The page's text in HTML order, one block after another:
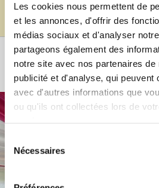
Les cookies nous permettent de
et les annonces, d'offrir des
médias sociaux et d'analyser
partageons également des
notre site avec nos partenaires
publicité et d'analyse, qui peuvent
avec d'autres informations que
ou qu'ils ont collectées lors de
Sélection
consentement
Nécessaires
Accueil
Appelez-